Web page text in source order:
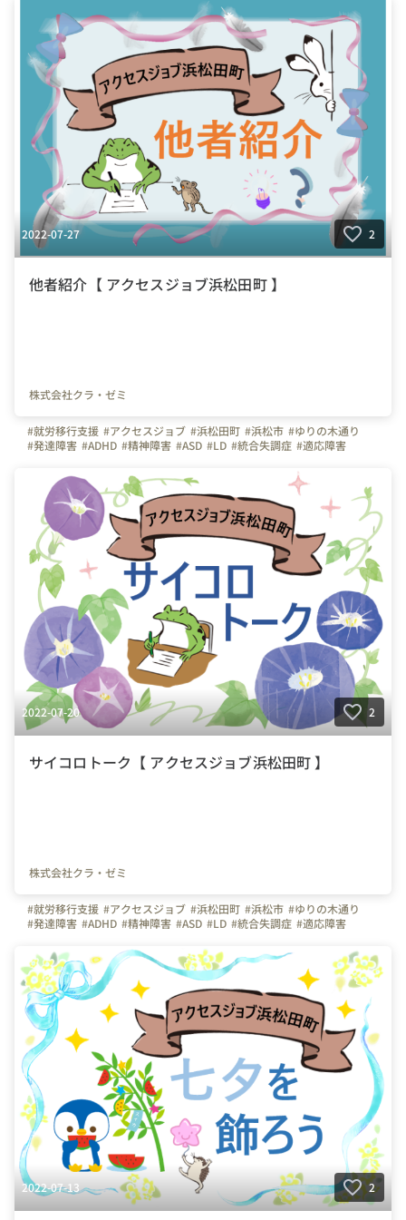
2022-07-27 2
他者紹介【 アクセスジョブ浜松田町 】
株式会社クラ・ゼミ
#就労移行支援 #アクセスジョブ #浜松田町 #浜松市 #ゆりの木通り
#発達障害 #ADHD #精神障害 #ASD #LD #統合失調症 #適応障害
#福祉サービス
#クラ・ゼミ #浜松 #第一通り駅
2022-07-20 2
サイコロトーク【 アクセスジョブ浜松田町 】
株式会社クラ・ゼミ
#就労移行支援 #アクセスジョブ #浜松田町 #浜松市 #ゆりの木通り
#発達障害 #ADHD #精神障害 #ASD #LD #統合失調症 #適応障害
#福祉サービス
#クラ・ゼミ #浜松 #浜松街中 #第一通り駅 #浜松駅
2022-07-13 2